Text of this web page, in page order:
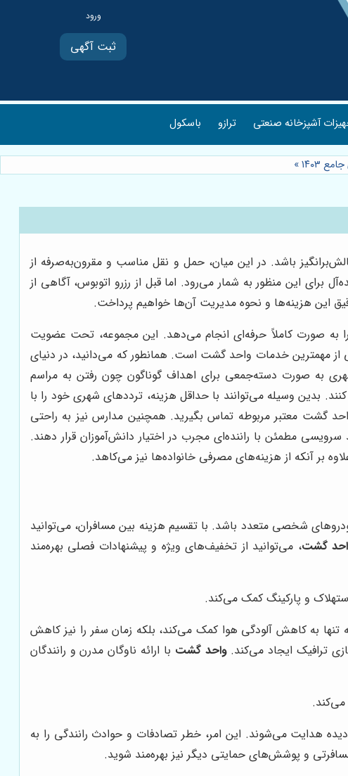
ثبت آگهی
آشپزخانه صنعتی ترازو باسکول
۱۴۰۳ »
باشد. در این میان، حمل و نقل مناسب و مقرون‌به‌صرفه از
این منظور به شمار می‌رود. اما قبل از رزرو اتوبوس، آگاهی از
به صورت کاملاً حرفه‌ای انجام می‌دهد. این مجموعه، تحت عضویت
از مهمترین خدمات واحد گشت است. همانطور که می‌دانید، در دنیای
به صورت دسته‌جمعی برای اهداف گوناگون چون رفتن به مراسم
کنند. بدین وسیله می‌توانند با حداقل هزینه، ترددهای شهری خود را با
گشت معتبر مربوطه تماس بگیرید. همچنین مدارس نیز به راحتی
سرویسی مطمئن با راننده‌ای مجرب در اختیار دانش‌آموزان قرار دهند.
بر آنکه از هزینه‌های مصرفی خانواده‌ها نیز می‌کاهد.
شخصی متعدد باشد. با تقسیم هزینه بین مسافران، می‌توانید
گشت، می‌توانید از تخفیف‌های ویژه و پیشنهادات فصلی بهره‌مند
و پارکینگ کمک می‌کند.
به کاهش آلودگی هوا کمک می‌کند، بلکه زمان سفر را نیز کاهش
ترافیک ایجاد می‌کند.واحد گشت با ارائه ناوگان مدرن و رانندگان
هدایت می‌شوند. این امر، خطر تصادفات و حوادث رانندگی را به
مسافرتی و پوشش‌های حمایتی دیگر نیز بهره‌مند شوید.